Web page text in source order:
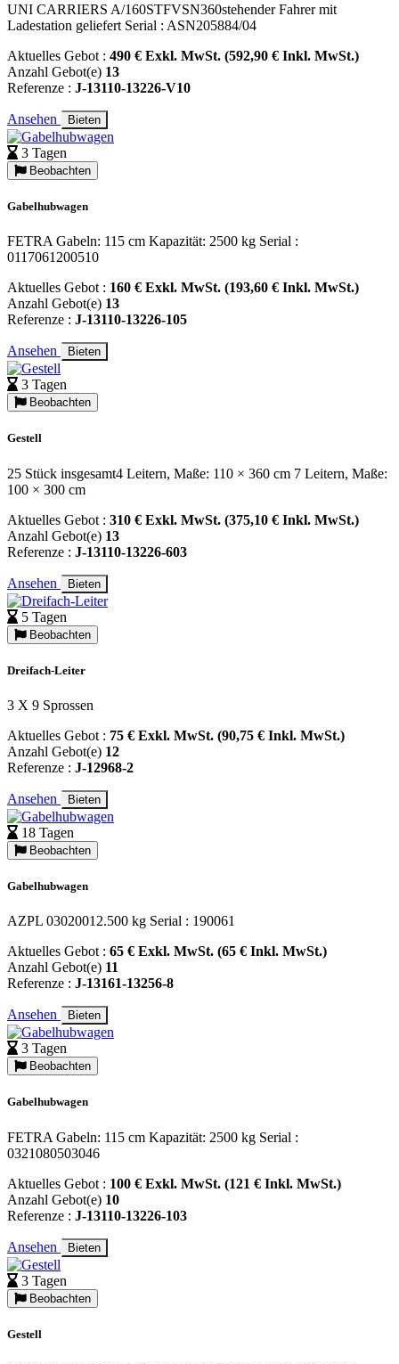
UNI CARRIERS A/160STFVSN360stehender Fahrer mit
Ladestation geliefert Serial : ASN205884/04
Aktuelles Gebot : 490 € Exkl. MwSt. (592,90 € Inkl. MwSt.)
Anzahl Gebot(e) 13
Referenze : J-13110-13226-V10
Ansehen Bieten
3 Tagen
Beobachten
Gabelhubwagen
FETRA Gabeln: 115 cm Kapazität: 2500 kg Serial :
0117061200510
Aktuelles Gebot : 160 € Exkl. MwSt. (193,60 € Inkl. MwSt.)
Anzahl Gebot(e) 13
Referenze : J-13110-13226-105
Ansehen Bieten
3 Tagen
Beobachten
Gestell
25 Stück insgesamt4 Leitern, Maße: 110 × 360 cm 7 Leitern, Maße:
100 × 300 cm
Aktuelles Gebot : 310 € Exkl. MwSt. (375,10 € Inkl. MwSt.)
Anzahl Gebot(e) 13
Referenze : J-13110-13226-603
Ansehen Bieten
5 Tagen
Beobachten
Dreifach-Leiter
3 X 9 Sprossen
Aktuelles Gebot : 75 € Exkl. MwSt. (90,75 € Inkl. MwSt.)
Anzahl Gebot(e) 12
Referenze : J-12968-2
Ansehen Bieten
18 Tagen
Beobachten
Gabelhubwagen
AZPL 03020012.500 kg Serial : 190061
Aktuelles Gebot : 65 € Exkl. MwSt. (65 € Inkl. MwSt.)
Anzahl Gebot(e) 11
Referenze : J-13161-13256-8
Ansehen Bieten
3 Tagen
Beobachten
Gabelhubwagen
FETRA Gabeln: 115 cm Kapazität: 2500 kg Serial :
0321080503046
Aktuelles Gebot : 100 € Exkl. MwSt. (121 € Inkl. MwSt.)
Anzahl Gebot(e) 10
Referenze : J-13110-13226-103
Ansehen Bieten
3 Tagen
Beobachten
Gestell